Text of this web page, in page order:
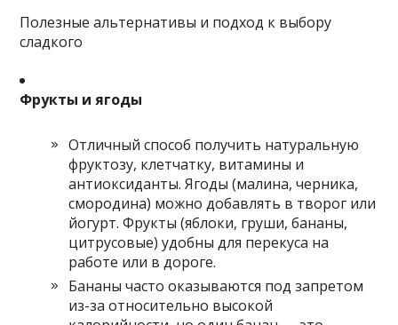
Полезные альтернативы и подход к выбору
сладкого
Фрукты и ягоды
Отличный способ получить натуральную
фруктозу, клетчатку, витамины и
антиоксиданты. Ягоды (малина, черника,
смородина) можно добавлять в творог или
йогурт. Фрукты (яблоки, груши, бананы,
цитрусовые) удобны для перекуса на
работе или в дороге.
Бананы часто оказываются под запретом
из-за относительно высокой